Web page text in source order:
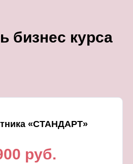
бизнес курса
«СТАНДАРТ»
руб.